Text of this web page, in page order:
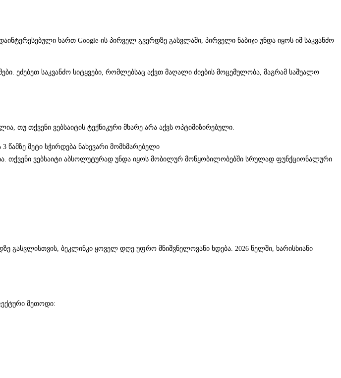
ხართ Google-ის პირველ გვერდზე გასვლაში, პირველი ნაბიჯი უნდა იყოს იმ საკვანძო
ეძებეთ საკვანძო სიტყვები, რომლებსაც აქვთ მაღალი ძიების მოცემულობა, მაგრამ საშუალო
თუ თქვენი ვებსაიტის ტექნიკური მხარე არა აქვს ოპტიმიზირებული.
მეტი სჭირდება ნახევარი მომხმარებელი
თქვენი ვებსაიტი აბსოლუტურად უნდა იყოს მობილურ მოწყობილობებში სრულად ფუნქციონალური
გასვლისთვის, ბეკლინკი ყოველ დღე უფრო მნიშვნელოვანი ხდება. 2026 წელში, ხარისხიანი
მეთოდი: